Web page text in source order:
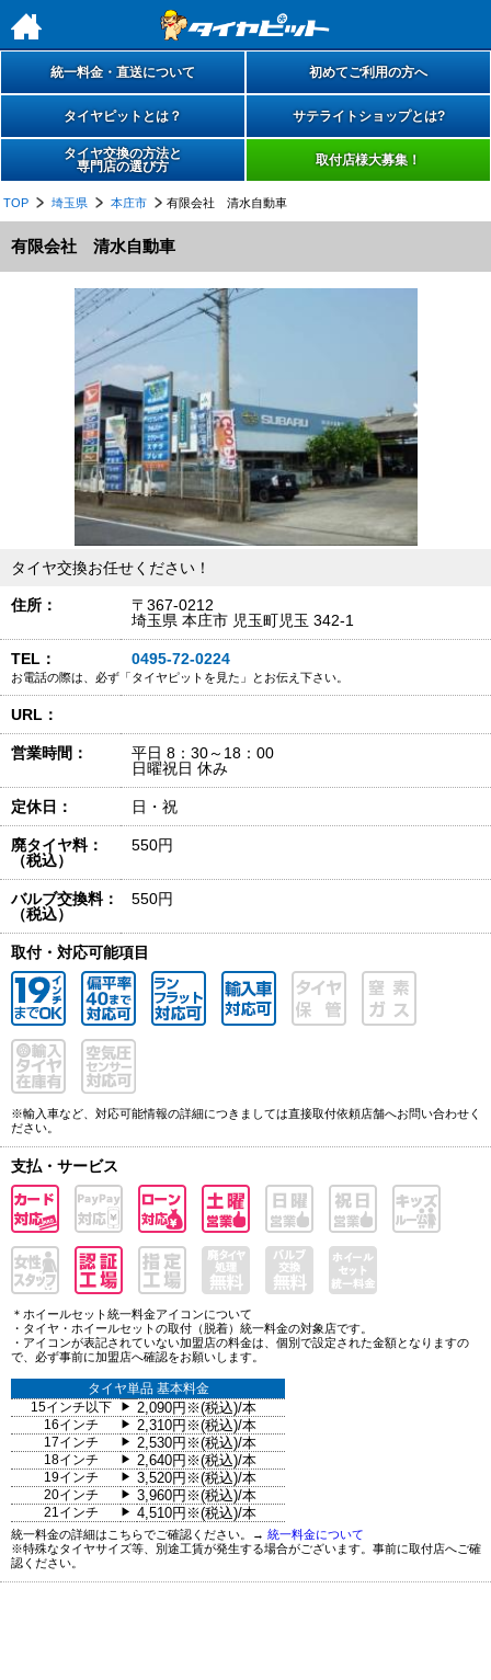
h
統一料金・直送について 初めてご利用の方へ
タイヤピットとは？ サテライトショップとは?
タイヤ交換の方法と
専門店の選び方
取付店様大募集！
TOP 埼玉県 本庄市 有限会社 清水自動車
有限会社 清水自動車
タイヤ交換お任せください！
住所：
〒367-0212
埼玉県 本庄市 児玉町児玉 342-1
TEL： 0495-72-0224
お電話の際は、必ず「タイヤピットを見た」とお伝え下さい。
URL：
営業時間：
平日 8：30～18：00
日曜祝日 休み
定休日： 日・祝
廃タイヤ料：
（税込）
550円
バルブ交換料：
（税込）
550円
取付・対応可能項目
※輸入車など、対応可能情報の詳細につきましては直接取付依頼店舗へお問い合わせく
ださい。
支払・サービス
＊ホイールセット統一料金アイコンについて
・タイヤ・ホイールセットの取付（脱着）統一料金の対象店です。
・アイコンが表記されていない加盟店の料金は、個別で設定された金額となりますの
で、必ず事前に加盟店へ確認をお願いします。
タイヤ単品 基本料金
15インチ以下
▶ 2,090円※(税込)/本
16インチ ▶ 2,310円※(税込)/本
17インチ ▶ 2,530円※(税込)/本
18インチ ▶ 2,640円※(税込)/本
19インチ ▶ 3,520円※(税込)/本
20インチ ▶ 3,960円※(税込)/本
21インチ ▶ 4,510円※(税込)/本
統一料金の詳細はこちらでご確認ください。→ 統一料金について
※特殊なタイヤサイズ等、別途工賃が発生する場合がございます。事前に取付店へご確
認ください。